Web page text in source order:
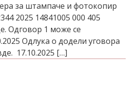
за штампаче и фотокопир
2025 14841005 000 405
Одговор 1 може се
Одлука о додели уговора
17.10.2025 […]